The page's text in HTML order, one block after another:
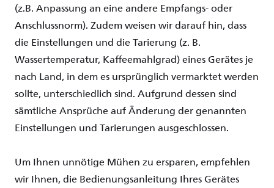
(z.B.AnpassunganeineandereEmpfangs-oder
Anschlussnorm). Zudemweisenwirdaraufhin,dass
dieEinstellungen und dieTarierung (z. B.
Wassertemperatur, Kaffeemahlgrad)einesGerätesje
nach Land, in dem esursprünglichvermarktetwerden
sollte, unterschiedlichsind.Aufgrunddessensind
sämtlicheAnsprücheaufÄnderungdergenannten
Einstellungen undTarierungenausgeschlossen.
Um Ihnen unnötige Mühen zu ersparen, empfehlen
wir Ihnen, die Bedienungsanleitung Ihres Gerätes